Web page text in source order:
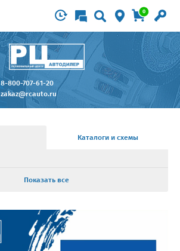
0
8-800-707-61-20
zakaz@rcauto.ru
Каталоги и схемы
Показать все